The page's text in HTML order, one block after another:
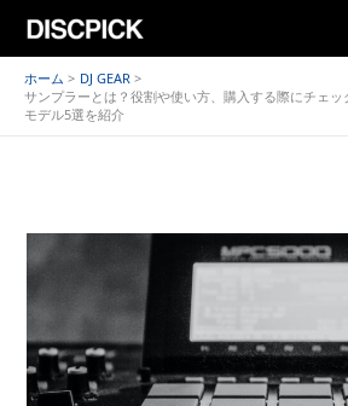
ホーム
DJ GEAR
サンプラーとは？役割や使い方、購入する際にチェ
モデル5選を紹介